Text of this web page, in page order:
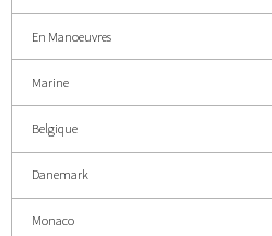
En Manoeuvres
Marine
Belgique
Danemark
Monaco